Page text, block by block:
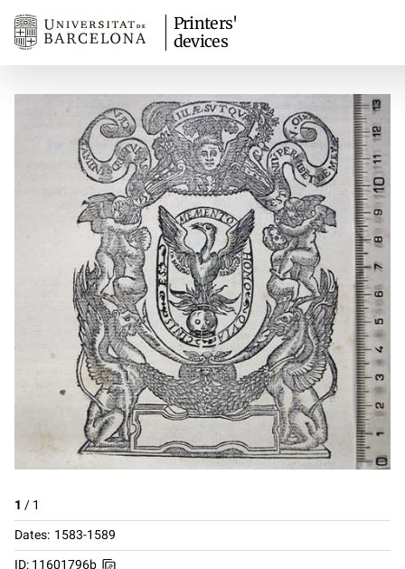
Printers'
devices
1 / 1
Dates 1583-1589
ID: 11601796b